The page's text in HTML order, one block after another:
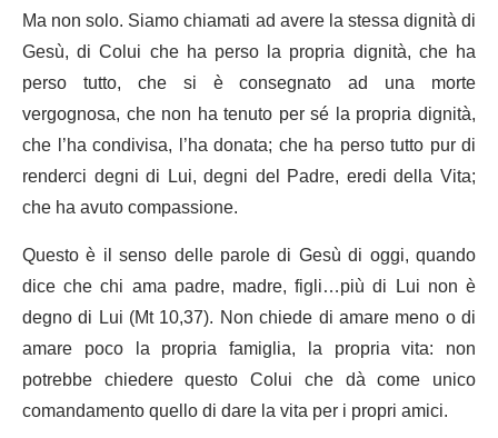
Ma non solo. Siamo chiamati ad avere la stessa dignità di
Gesù, di Colui che ha perso la propria dignità, che ha
perso tutto, che si è consegnato ad una morte
vergognosa, che non ha tenuto per sé la propria dignità,
che l’ha condivisa, l’ha donata; che ha perso tutto pur di
renderci degni di Lui, degni del Padre, eredi della Vita;
che ha avuto compassione.
Questo è il senso delle parole di Gesù di oggi, quando
dice che chi ama padre, madre, figli…più di Lui non è
degno di Lui (Mt 10,37). Non chiede di amare meno o di
amare poco la propria famiglia, la propria vita: non
potrebbe chiedere questo Colui che dà come unico
comandamento quello di dare la vita per i propri amici.